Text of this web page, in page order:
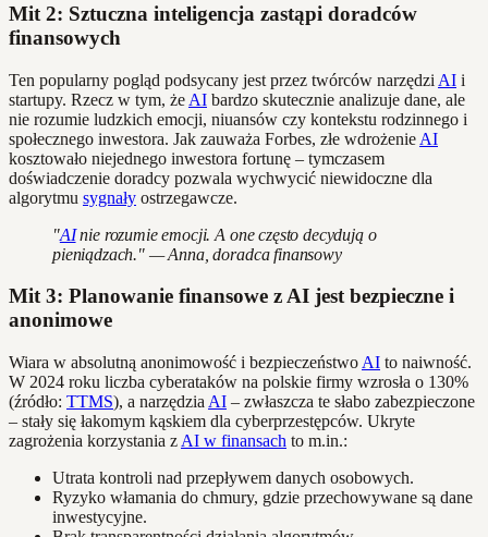
Mit 2: Sztuczna inteligencja zastąpi doradców
finansowych
Ten popularny pogląd podsycany jest przez twórców narzędzi AI i
startupy. Rzecz w tym, że AI bardzo skutecznie analizuje dane, ale
nie rozumie ludzkich emocji, niuansów czy kontekstu rodzinnego i
społecznego inwestora. Jak zauważa Forbes, złe wdrożenie AI
kosztowało niejednego inwestora fortunę – tymczasem
doświadczenie doradcy pozwala wychwycić niewidoczne dla
algorytmu sygnały ostrzegawcze.
"AInie rozumie emocji. A one często decydują o
pieniądzach." — Anna, doradca finansowy
Mit 3: Planowanie finansowe z AI jest bezpieczne i
anonimowe
Wiara w absolutną anonimowość i bezpieczeństwo AI to naiwność.
W 2024 roku liczba cyberataków na polskie firmy wzrosła o 130%
(źródło: TTMS), a narzędzia AI – zwłaszcza te słabo zabezpieczone
– stały się łakomym kąskiem dla cyberprzestępców. Ukryte
zagrożenia korzystania z AI w finansach to m.in.:
Utrata kontroli nad przepływem danych osobowych.
Ryzyko włamania do chmury, gdzie przechowywane są dane
inwestycyjne.